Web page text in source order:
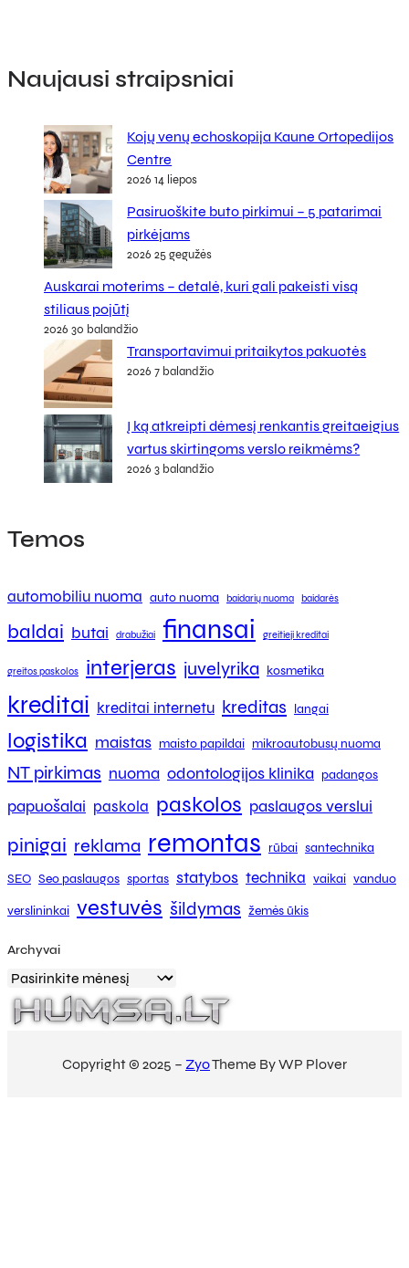
Naujausi straipsniai
Kojų venų echoskopija Kaune Ortopedijos
Centre
2026 14 liepos
Pasiruoškite buto pirkimui – 5 patarimai
pirkėjams
2026 25 gegužės
Auskarai moterims – detalė, kuri gali pakeisti visą
stiliaus pojūtį
2026 30 balandžio
Transportavimui pritaikytos pakuotės
2026 7 balandžio
Į ką atkreipti dėmesį renkantis greitaeigius
vartus skirtingoms verslo reikmėms?
2026 3 balandžio
Temos
automobiliu nuoma auto nuoma baidarių nuoma baidarės
baldai butai drabužiai finansai greitieji kreditai
greitos paskolos interjeras juvelyrika kosmetika
kreditai kreditai internetu kreditas langai
logistika maistas maisto papildai mikroautobusų nuoma
NT pirkimas nuoma odontologijos klinika padangos
papuošalai paskola paskolos paslaugos verslui
pinigai reklama remontas rūbai santechnika
SEO Seo paslaugos sportas statybos technika vaikai vanduo
verslininkai vestuvės šildymas žemės ūkis
Archyvai
Copyright © 2025 – ZyoTheme By WP Plover